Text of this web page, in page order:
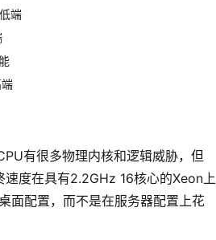
端
有很多物理内核和逻辑威胁，但
度在具有2.2GHz 16核心的Xeon上
面配置，而不是在服务器配置上花